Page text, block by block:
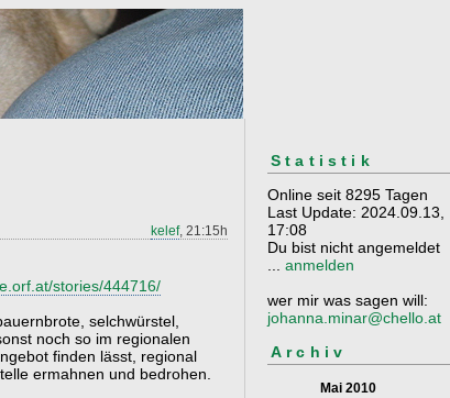
kelef, 21:15h
stories/444716/
selchwürstel,
noch so im regionalen
finden lässt, regional
ermahnen und bedrohen.
Statistik
Online seit 8295 Tagen
Last Update: 2024.09.13,
17:08
Du bist nicht angemeldet
... anmelden
wer mir was sagen will:
johanna.minar@chello.at
Archiv
Mai 2010